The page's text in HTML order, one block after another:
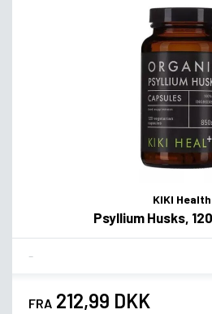
KIKI Health
Psyllium Husks,
FRA 212,99 DKK